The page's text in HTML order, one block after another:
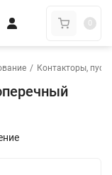
0
/ Контакторы,